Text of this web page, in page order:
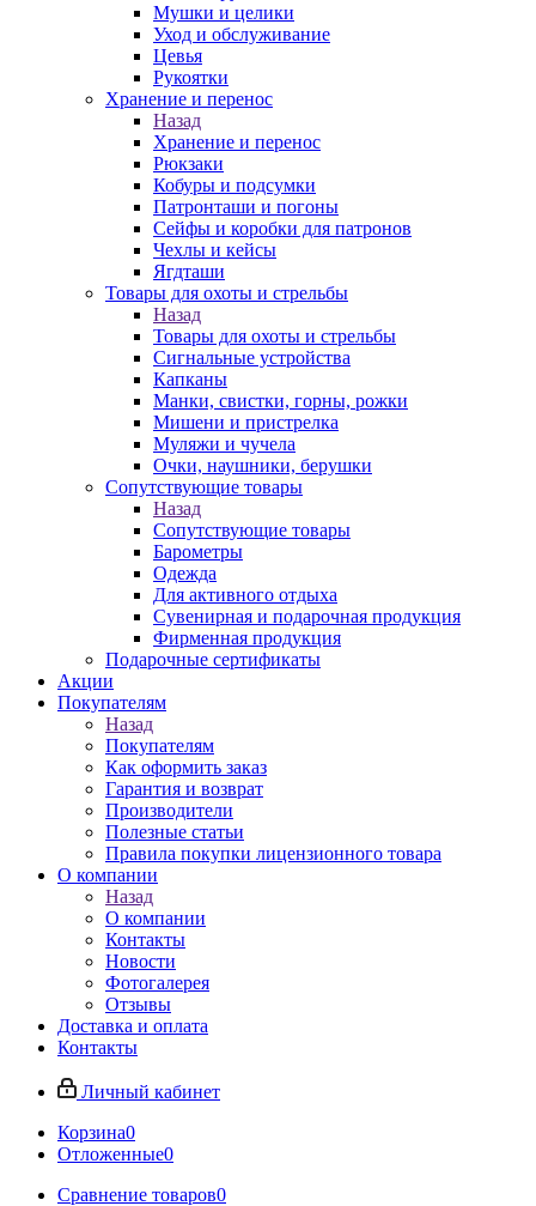
Мушки и целики
Уход и обслуживание
Цевья
Рукоятки
Хранение и перенос
Назад
Хранение и перенос
Рюкзаки
Кобуры и подсумки
Патронташи и погоны
Сейфы и коробки для патронов
Чехлы и кейсы
Ягдташи
Товары для охоты и стрельбы
Назад
Товары для охоты и стрельбы
Сигнальные устройства
Капканы
Манки, свистки, горны, рожки
Мишени и пристрелка
Муляжи и чучела
Очки, наушники, берушки
Сопутствующие товары
Назад
Сопутствующие товары
Барометры
Одежда
Для активного отдыха
Сувенирная и подарочная продукция
Фирменная продукция
Подарочные сертификаты
Акции
Покупателям
Назад
Покупателям
Как оформить заказ
Гарантия и возврат
Производители
Полезные статьи
Правила покупки лицензионного товара
О компании
Назад
О компании
Контакты
Новости
Фотогалерея
Отзывы
Доставка и оплата
Контакты
Личный кабинет
Корзина0
Отложенные0
Сравнение товаров0